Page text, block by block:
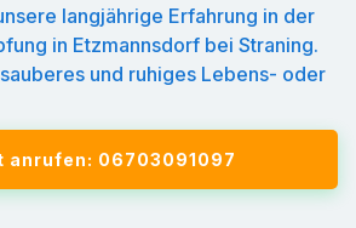
langjährige Erfahrung in der
in Etzmannsdorf bei Straning.
und ruhiges Lebens- oder
anrufen: 06703091097